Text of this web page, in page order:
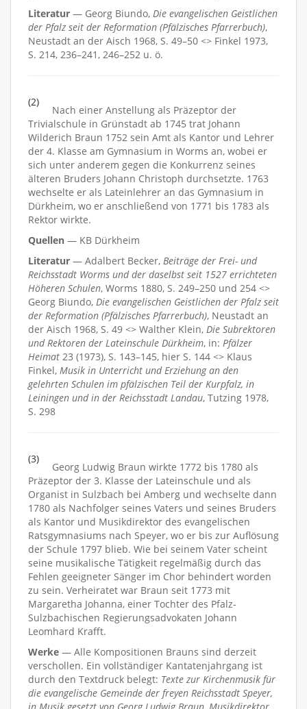
Literatur — Georg Biundo, Die evangelischen Geistlichen
der Pfalz seit der Reformation (Pfälzisches Pfarrerbuch),
Neustadt an der Aisch 1968, S. 49–50 <> Finkel 1973,
S. 214, 236–241, 246–252 u. ö.
(2)
Nach einer Anstellung als Präzeptor der
Trivialschule in Grünstadt ab 1745 trat Johann
Wilderich Braun 1752 sein Amt als Kantor und Lehrer
der 4. Klasse am Gymnasium in Worms an, wobei er
sich unter anderem gegen die Konkurrenz seines
älteren Bruders Johann Christoph durchsetzte. 1763
wechselte er als Lateinlehrer an das Gymnasium in
Dürkheim, wo er anschließend von 1771 bis 1783 als
Rektor wirkte.
Quellen — KB Dürkheim
Literatur — Adalbert Becker, Beiträge der Frei- und
Reichsstadt Worms und der daselbst seit 1527 errichteten
Höheren Schulen, Worms 1880, S. 249–250 und 254 <>
Georg Biundo, Die evangelischen Geistlichen der Pfalz seit
der Reformation (Pfälzisches Pfarrerbuch), Neustadt an
der Aisch 1968, S. 49 <> Walther Klein, Die Subrektoren
und Rektoren der Lateinschule Dürkheim, in: Pfälzer
Heimat 23 (1973), S. 143–145, hier S. 144 <> Klaus
Finkel, Musik in Unterricht und Erziehung an den
gelehrten Schulen im pfälzischen Teil der Kurpfalz, in
Leiningen und in der Reichsstadt Landau, Tutzing 1978,
S. 298
(3)
Georg Ludwig Braun wirkte 1772 bis 1780 als
Präzeptor der 3. Klasse der Lateinschule und als
Organist in Sulzbach bei Amberg und wechselte dann
1780 als Nachfolger seines Vaters und seines Bruders
als Kantor und Musikdirektor des evangelischen
Ratsgymnasiums nach Speyer, wo er bis zur Auflösung
der Schule 1797 blieb. Wie bei seinem Vater scheint
seine musikalische Tätigkeit regelmäßig durch das
Fehlen geeigneter Sänger im Chor behindert worden
zu sein. Verheiratet war Braun seit 1773 mit
Margaretha Johanna, einer Tochter des Pfalz-
Sulzbachischen Regierungsadvokaten Johann
Leomhard Krafft.
Werke — Alle Kompositionen Brauns sind derzeit
verschollen. Ein vollständiger Kantatenjahrgang ist
durch den Textdruck belegt: Texte zur Kirchenmusik für
die evangelische Gemeinde der freyen Reichsstadt Speyer,